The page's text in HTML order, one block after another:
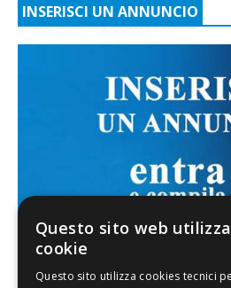
INSERISCI UN ANNUNCIO
Questo sito web utilizza
cookie